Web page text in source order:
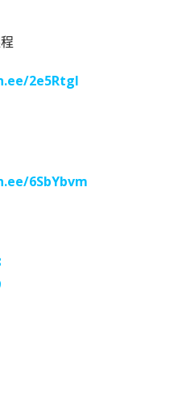
2e5RtgI
6SbYbvm